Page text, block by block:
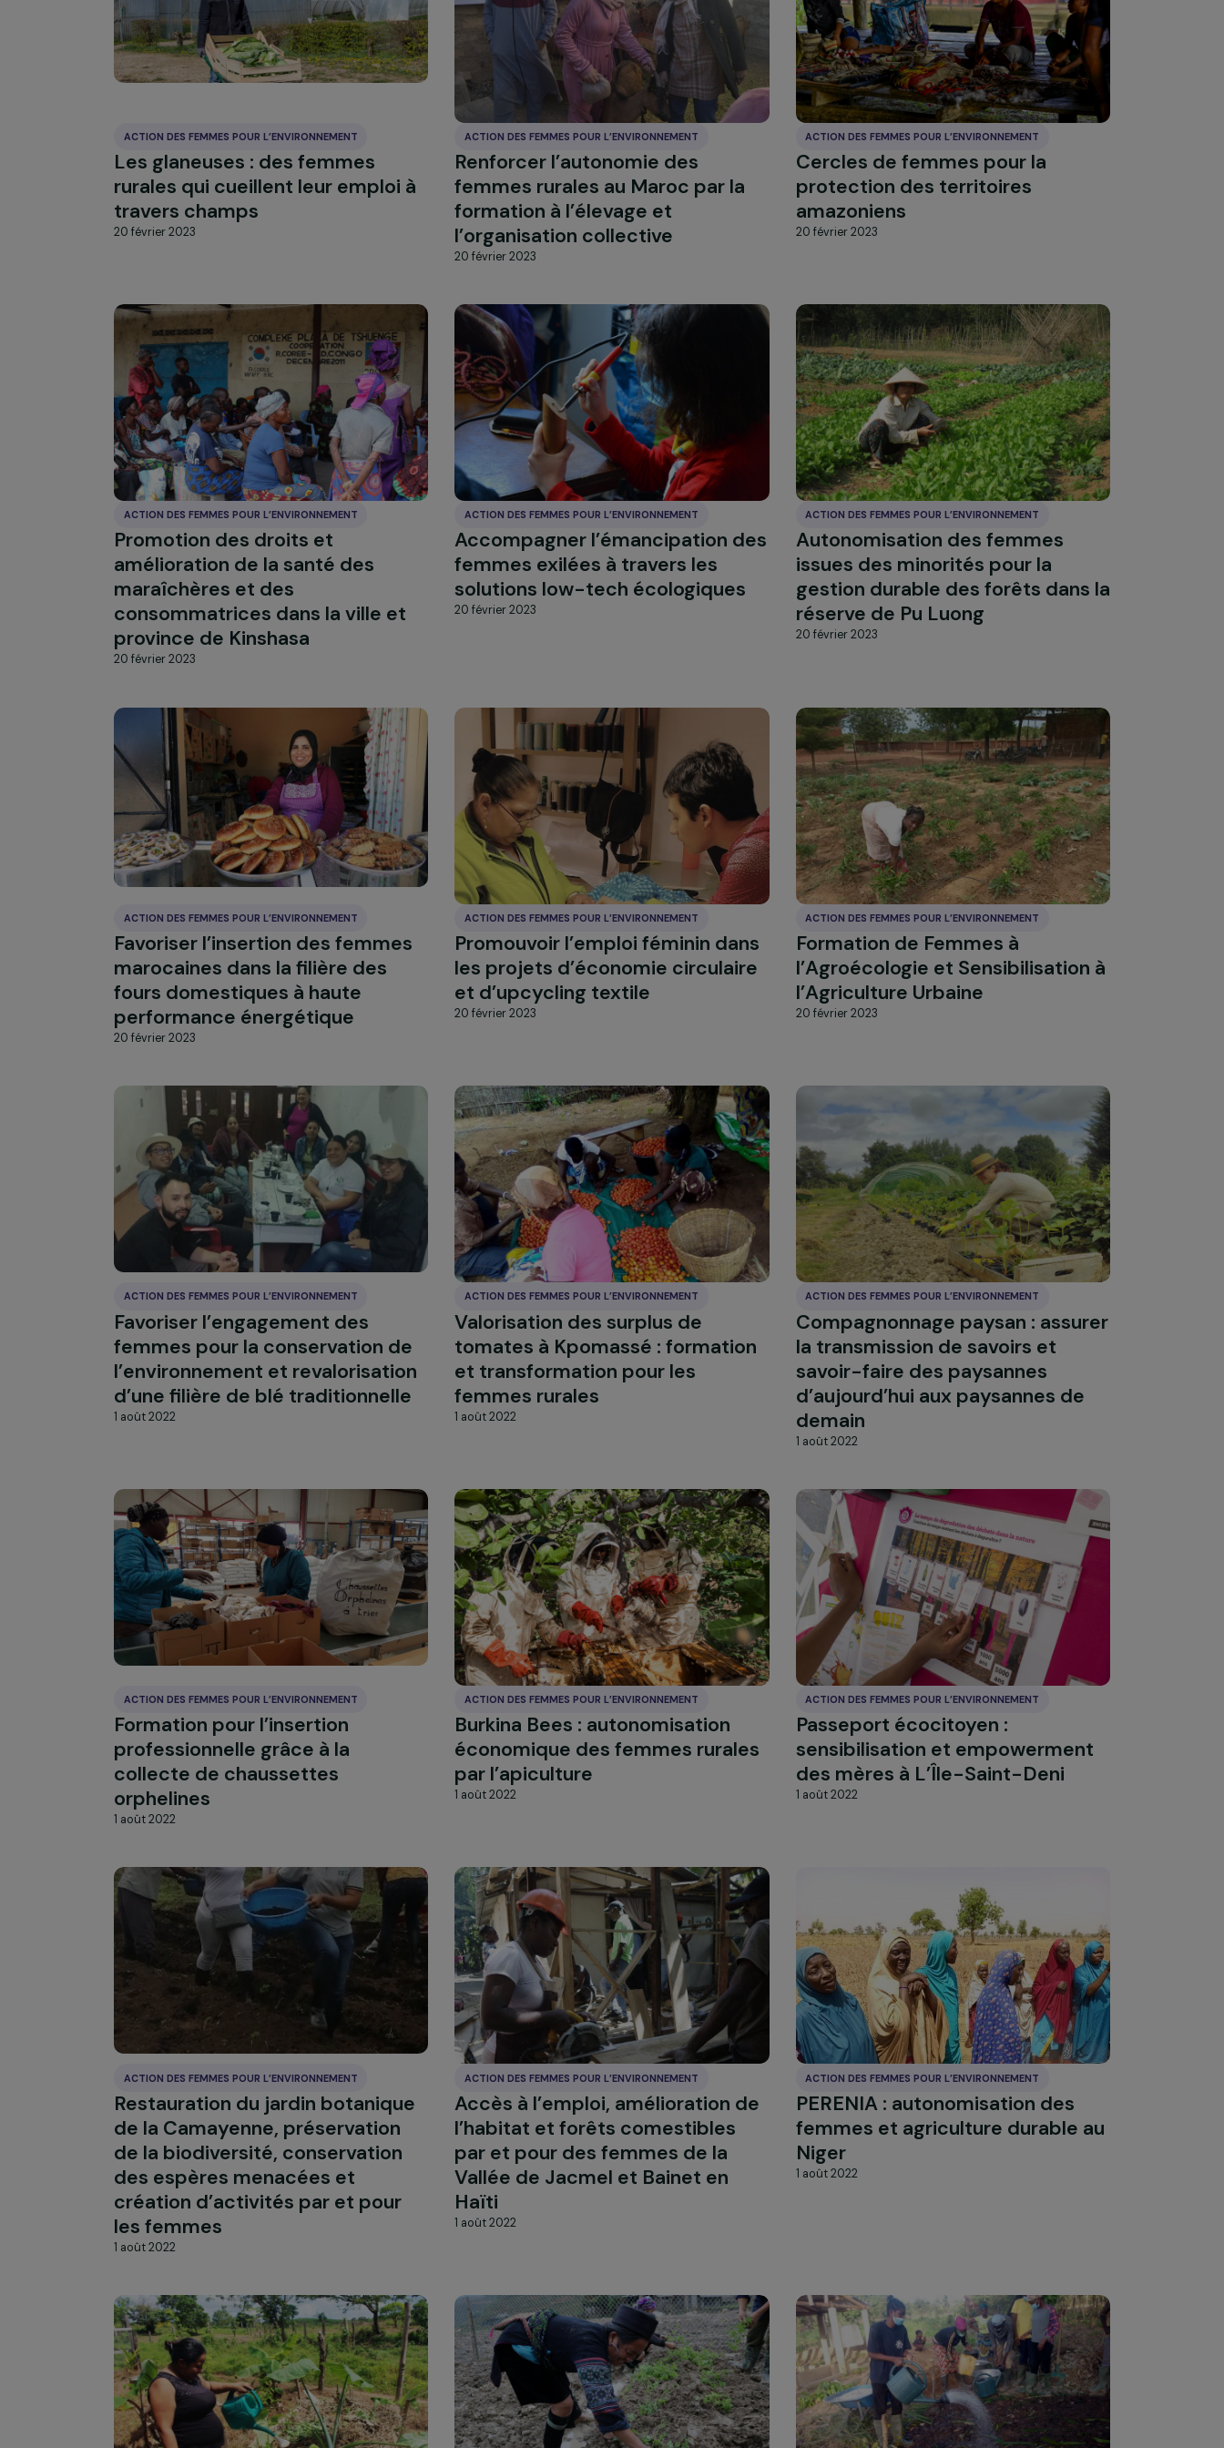
rurales qui cueillent leur emploi à
travers champs
20 février 2023
ACTION DES FEMMES POUR L’ENVIRONNEMENT
femmes rurales au Maroc par la
formation à l’élevage et
l’organisation collective
20 février 2023
protection des territoires
amazoniens
20 février 2023
ACTION DES FEMMES POUR L’ENVIRONNEMENT
amélioration de la santé des
maraîchères et des
consommatrices dans la ville et
province de Kinshasa
20 février 2023
femmes exilées à travers les
solutions low-tech écologiques
20 février 2023
issues des minorités pour la
gestion durable des forêts dans
réserve de Pu Luong
20 février 2023
ACTION DES FEMMES POUR L’ENVIRONNEMENT
Favoriser l’insertion des femmes
marocaines dans la filière des
fours domestiques à haute
performance énergétique
20 février 2023
ACTION DES FEMMES POUR L’ENVIRONNEMENT
Promouvoir l’emploi féminin dans
les projets d’économie circulaire
et d’upcycling textile
20 février 2023
ACTION DES FEMMES POUR L’ENVIRONNEMENT
Formation de Femmes à
l’Agroécologie et Sensibilisation
l’Agriculture Urbaine
20 février 2023
ACTION DES FEMMES POUR L’ENVIRONNEMENT
Favoriser l’engagement des
femmes pour la conservation de
l’environnement et revalorisation
d’une filière de blé traditionnelle
1 août 2022
ACTION DES FEMMES POUR L’ENVIRONNEMENT
Valorisation des surplus de
tomates à Kpomassé : formation
et transformation pour les
femmes rurales
1 août 2022
ACTION DES FEMMES POUR L’ENVIRONNEMENT
Compagnonnage paysan :
la transmission de savoirs et
savoir-faire des paysannes
d’aujourd’hui aux paysannes de
demain
1 août 2022
ACTION DES FEMMES POUR L’ENVIRONNEMENT
Formation pour l’insertion
professionnelle grâce à la
collecte de chaussettes
orphelines
1 août 2022
ACTION DES FEMMES POUR L’ENVIRONNEMENT
Burkina Bees : autonomisation
économique des femmes rurales
par l’apiculture
1 août 2022
ACTION DES FEMMES POUR L’ENVIRONNEMENT
Passeport écocitoyen :
sensibilisation et empowerment
des mères à L’Île-Saint-Deni
1 août 2022
ACTION DES FEMMES POUR L’ENVIRONNEMENT
Restauration du jardin botanique
ACTION DES FEMMES POUR L’ENVIRONNEMENT
Accès à l’emploi, amélioration de
ACTION DES FEMMES POUR L’ENVIRONNEMENT
PERENIA : autonomisation des